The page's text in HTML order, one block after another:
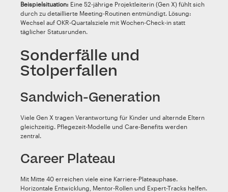
Beispielsituation: Eine 52-jährige Projektleiterin (Gen X) fühlt sich
durch zu detaillierte Meeting-Routinen entmündigt. Lösung:
Wechsel auf OKR-Quartalsziele mit Wochen-Check-in statt
täglicher Statusrunden.
Sonderfälle und
Stolperfallen
Sandwich-Generation
Viele Gen X tragen Verantwortung für Kinder und alternde Eltern
gleichzeitig. Pflegezeit-Modelle und Care-Benefits werden
zentral.
Career Plateau
Mit Mitte 40 erreichen viele eine Karriere-Plateauphase.
Horizontale Entwicklung, Mentor-Rollen und Expert-Tracks helfen.